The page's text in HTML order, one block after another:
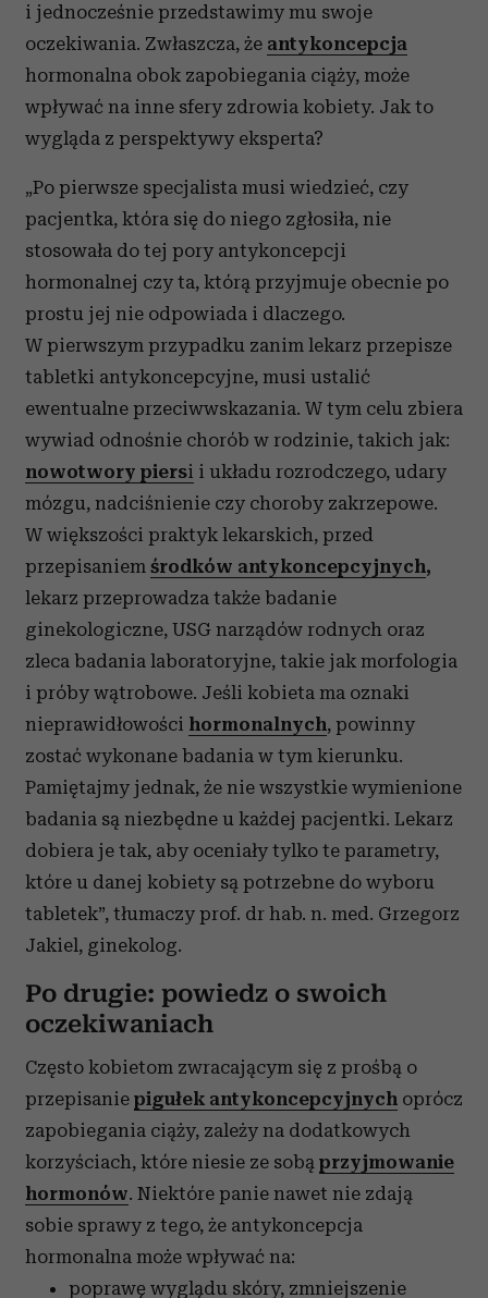
i jednocześnie przedstawimy mu swoje
oczekiwania. Zwłaszcza, że antykoncepcja
hormonalna obok zapobiegania ciąży, może
wpływać na inne sfery zdrowia kobiety. Jak to
wygląda z perspektywy eksperta?
„Po pierwsze specjalista musi wiedzieć, czy
pacjentka, która się do niego zgłosiła, nie
stosowała do tej pory antykoncepcji
hormonalnej czy ta, którą przyjmuje obecnie po
prostu jej nie odpowiada i dlaczego.
W pierwszym przypadku zanim lekarz przepisze
tabletki antykoncepcyjne, musi ustalić
ewentualne przeciwwskazania. W tym celu zbiera
wywiad odnośnie chorób w rodzinie, takich jak:
nowotwory piersi i układu rozrodczego, udary
mózgu, nadciśnienie czy choroby zakrzepowe.
W większości praktyk lekarskich, przed
przepisaniem środków antykoncepcyjnych,
lekarz przeprowadza także badanie
ginekologiczne, USG narządów rodnych oraz
zleca badania laboratoryjne, takie jak morfologia
i próby wątrobowe. Jeśli kobieta ma oznaki
nieprawidłowości hormonalnych, powinny
zostać wykonane badania w tym kierunku.
Pamiętajmy jednak, że nie wszystkie wymienione
badania są niezbędne u każdej pacjentki. Lekarz
dobiera je tak, aby oceniały tylko te parametry,
które u danej kobiety są potrzebne do wyboru
tabletek”, tłumaczy prof. dr hab. n. med. Grzegorz
Jakiel, ginekolog.
Po drugie: powiedz o swoich
oczekiwaniach
Często kobietom zwracającym się z prośbą o
przepisanie pigułek antykoncepcyjnych oprócz
zapobiegania ciąży, zależy na dodatkowych
korzyściach, które niesie ze sobą przyjmowanie
hormonów. Niektóre panie nawet nie zdają
sobie sprawy z tego, że antykoncepcja
hormonalna może wpływać na:
poprawę wyglądu skóry, zmniejszenie